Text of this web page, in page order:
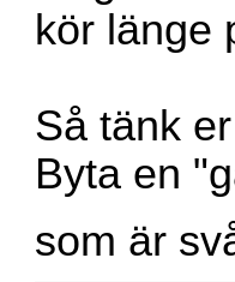
kör länge
Så tänk
Byta en
som är